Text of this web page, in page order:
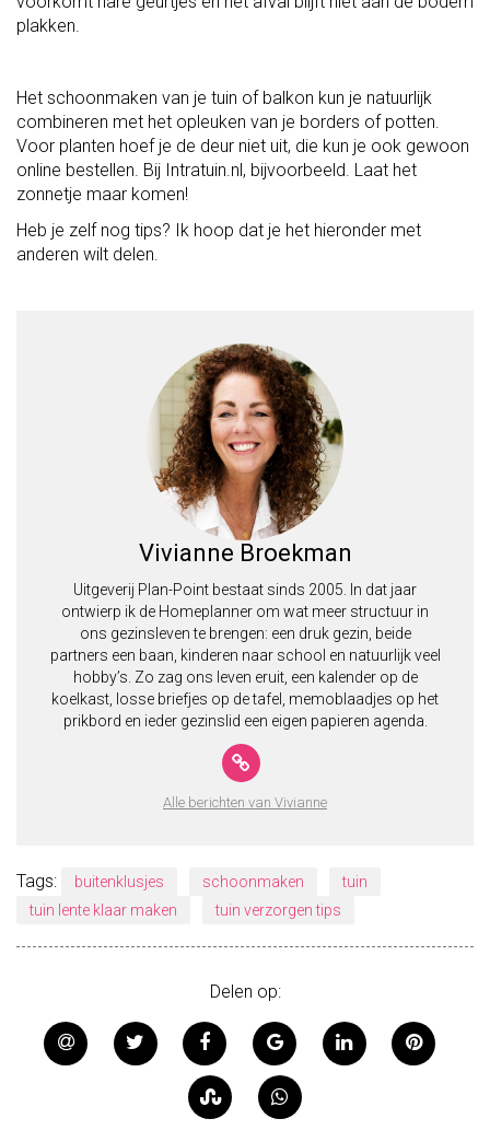
plakken.
Het schoonmaken van je tuin of balkon kun je natuurlijk
combineren met het opleuken van je borders of potten.
Voor planten hoef je de deur niet uit, die kun je ook gewoon
online bestellen. Bij Intratuin.nl, bijvoorbeeld. Laat het
zonnetje maar komen!
Heb je zelf nog tips? Ik hoop dat je het hieronder met
anderen wilt delen.
Vivianne Broekman
Uitgeverij Plan-Point bestaat sinds 2005. In dat jaar
ontwierp ik de Homeplanner om wat meer structuur in
ons gezinsleven te brengen: een druk gezin, beide
partners een baan, kinderen naar school en natuurlijk veel
hobby’s. Zo zag ons leven eruit, een kalender op de
koelkast, losse briefjes op de tafel, memoblaadjes op het
prikbord en ieder gezinslid een eigen papieren agenda.
Alle berichten van Vivianne
Tags: buitenklusjes schoonmaken
tuin
tuin lente klaar maken
tuin verzorgen tips
Delen op: